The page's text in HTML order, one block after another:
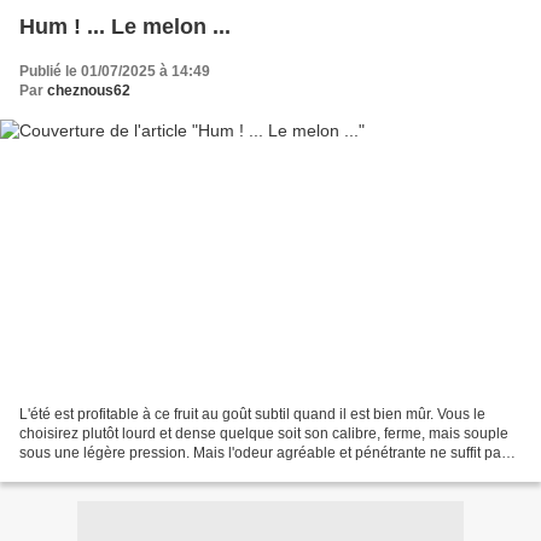
Hum ! ... Le melon ...
Publié le 01/07/2025 à 14:49
Par cheznous62
L'été est profitable à ce fruit au goût subtil quand il est bien mûr. Vous le
choisirez plutôt lourd et dense quelque soit son calibre, ferme, mais souple
sous une légère pression. Mais l'odeur agréable et pénétrante ne suffit pas